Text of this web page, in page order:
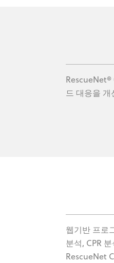
드 대응을
웹기반 프로
분석, CPR
RescueNet